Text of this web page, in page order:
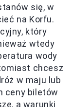
się, w
na Korfu.
który
wtedy
wody
chcesz
w maju lub
ceny biletów
a warunki